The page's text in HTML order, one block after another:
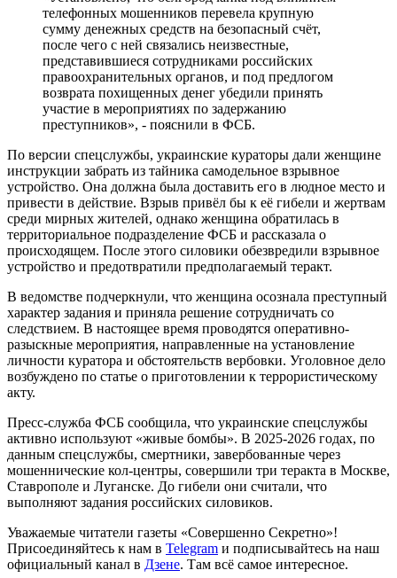
телефонных мошенников перевела крупную
сумму денежных средств на безопасный счёт,
после чего с ней связались неизвестные,
представившиеся сотрудниками российских
правоохранительных органов, и под предлогом
возврата похищенных денег убедили принять
участие в мероприятиях по задержанию
преступников», - пояснили в ФСБ.
По версии спецслужбы, украинские кураторы дали женщине
инструкции забрать из тайника самодельное взрывное
устройство. Она должна была доставить его в людное место и
привести в действие. Взрыв привёл бы к её гибели и жертвам
среди мирных жителей, однако женщина обратилась в
территориальное подразделение ФСБ и рассказала о
происходящем. После этого силовики обезвредили взрывное
устройство и предотвратили предполагаемый теракт.
В ведомстве подчеркнули, что женщина осознала преступный
характер задания и приняла решение сотрудничать со
следствием. В настоящее время проводятся оперативно-
разыскные мероприятия, направленные на установление
личности куратора и обстоятельств вербовки. Уголовное дело
возбуждено по статье о приготовлении к террористическому
акту.
Пресс-служба ФСБ сообщила, что украинские спецслужбы
активно используют «живые бомбы». В 2025-2026 годах, по
данным спецслужбы, смертники, завербованные через
мошеннические кол-центры, совершили три теракта в Москве,
Ставрополе и Луганске. До гибели они считали, что
выполняют задания российских силовиков.
Уважаемые читатели газеты «Совершенно Секретно»!
Присоединяйтесь к нам в Telegram и подписывайтесь на наш
официальный канал в Дзене. Там всё самое интересное.